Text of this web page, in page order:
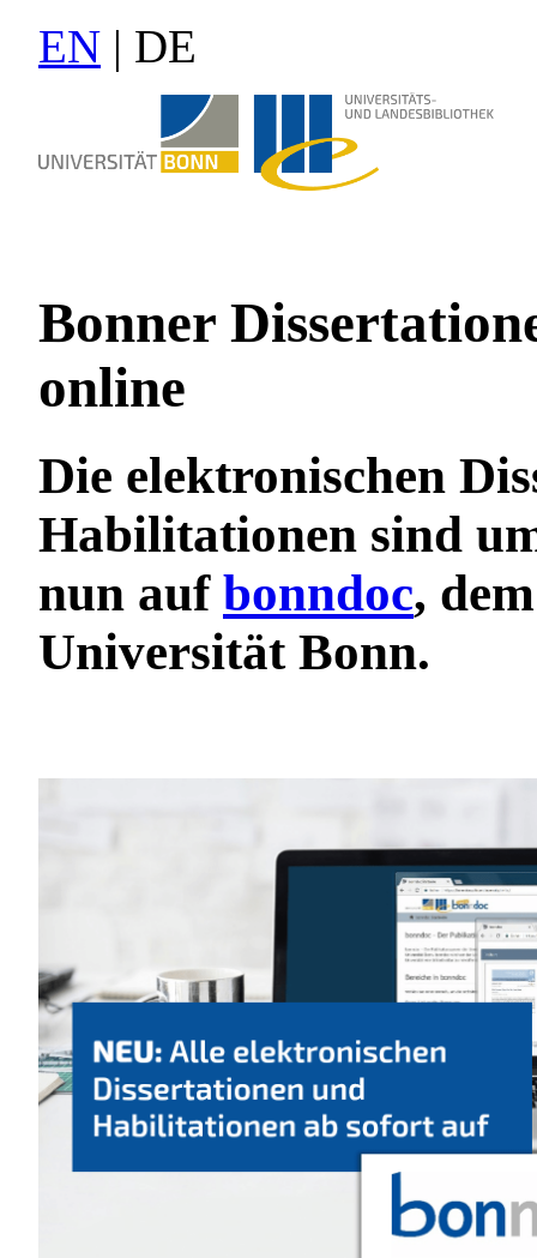
EN | DE
Bonner
online
Die elektronischen
Habilitationen sind
nun auf bonndoc,
Universität Bonn.